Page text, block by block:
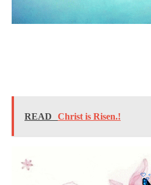
READ Christ is Risen.!